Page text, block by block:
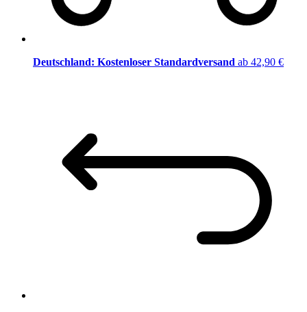
Deutschland: Kostenloser Standardversand ab 42,90 €